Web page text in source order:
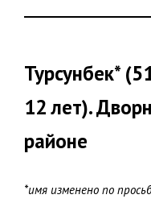
Турсунбек*
12 лет).
районе
*имя изменено по